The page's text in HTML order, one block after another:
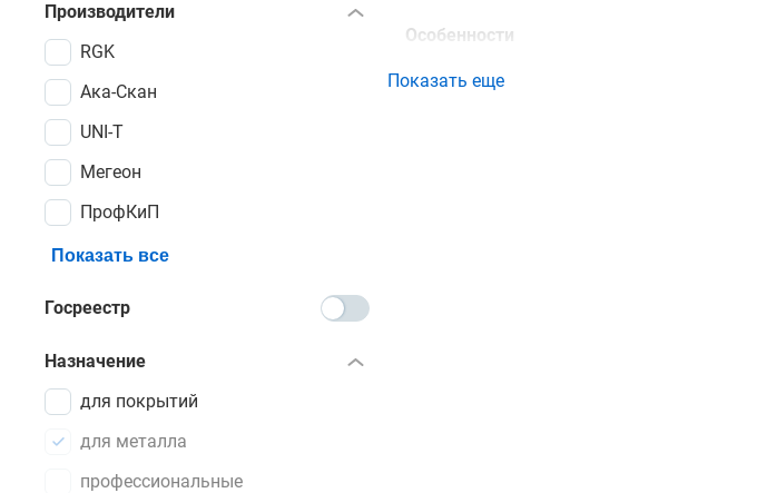
Производители
RGK
Ака-Скан
UNI-T
Мегеон
ПрофКиП
Показать все
Госреестр
Назначение
для покрытий
для металла
профессиональные
Особенности
Для обеспечения заявленной точности
Показать еще